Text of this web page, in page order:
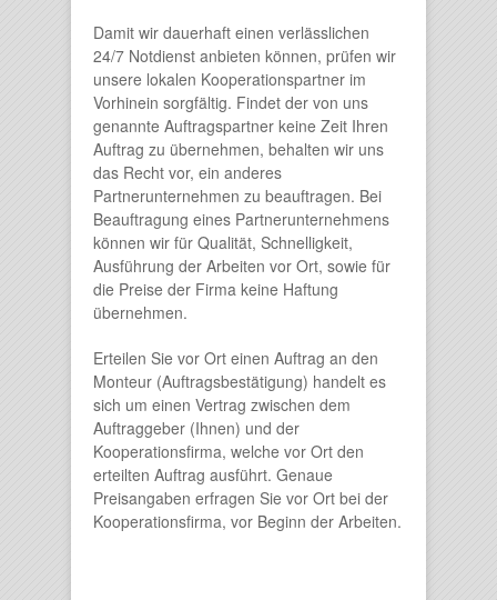
Damit wir dauerhaft einen verlässlichen
24/7 Notdienst anbieten können, prüfen wir
unsere lokalen Kooperationspartner im
Vorhinein sorgfältig. Findet der von uns
genannte Auftragspartner keine Zeit Ihren
Auftrag zu übernehmen, behalten wir uns
das Recht vor, ein anderes
Partnerunternehmen zu beauftragen. Bei
Beauftragung eines Partnerunternehmens
können wir für Qualität, Schnelligkeit,
Ausführung der Arbeiten vor Ort, sowie für
die Preise der Firma keine Haftung
übernehmen.
Erteilen Sie vor Ort einen Auftrag an den
Monteur (Auftragsbestätigung) handelt es
sich um einen Vertrag zwischen dem
Auftraggeber (Ihnen) und der
Kooperationsfirma, welche vor Ort den
erteilten Auftrag ausführt. Genaue
Preisangaben erfragen Sie vor Ort bei der
Kooperationsfirma, vor Beginn der Arbeiten.